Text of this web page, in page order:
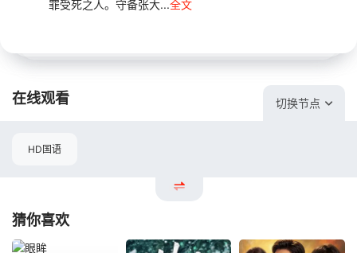
罪受死之人。守备张大...全文
在线观看 切换节点
HD国语
猜你喜欢